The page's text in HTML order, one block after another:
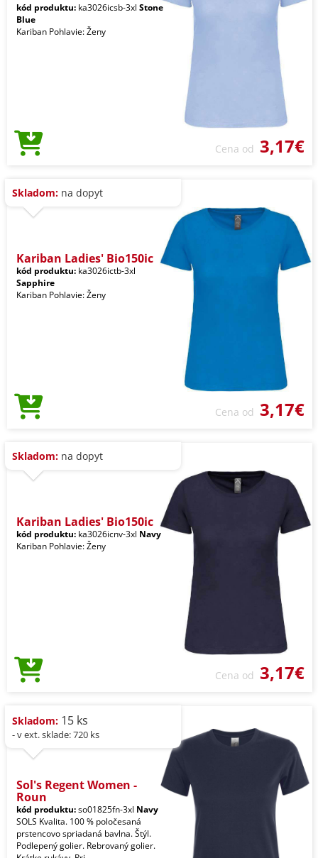
kód produktu: ka3026icsb-3xl Stone
Blue
Kariban Pohlavie: Ženy
Cena od 3,17€
Skladom: na dopyt
Kariban Ladies' Bio150ic
kód produktu: ka3026ictb-3xl
Sapphire
Kariban Pohlavie: Ženy
Cena od 3,17€
Skladom: na dopyt
Kariban Ladies' Bio150ic
kód produktu: ka3026icnv-3xl Navy
Kariban Pohlavie: Ženy
Cena od 3,17€
Skladom: 15 ks
- v ext. sklade: 720 ks
Sol's Regent Women -
Roun
kód produktu:so01825fn-3xl Navy
SOLS Kvalita. 100 % poločesaná
prstencovo spriadaná bavlna. Štýl.
Podlepený golier. Rebrovaný golier.